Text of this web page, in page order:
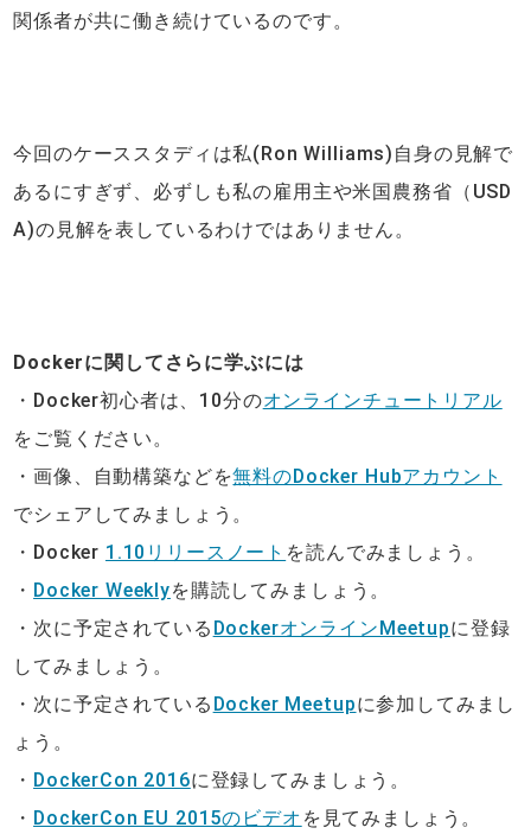
関係者が共に働き続けているのです。
今回のケーススタディは私(Ron Williams)自身の見解で
あるにすぎず、必ずしも私の雇用主や米国農務省（USD
A)の見解を表しているわけではありません。
Dockerに関してさらに学ぶには
・Docker初心者は、10分のオンラインチュートリアル
をご覧ください。
・画像、自動構築などを無料のDocker Hubアカウント
でシェアしてみましょう。
・Docker 1.10リリースノート を読んでみましょう。
・ Docker Weeklyを購読してみましょう。
・次に予定されている DockerオンラインMeetupに登録
してみましょう。
・次に予定されている Docker Meetupに参加してみまし
ょう。
・ DockerCon 2016に登録してみましょう。
・ DockerCon EU 2015のビデオ を見てみましょう。